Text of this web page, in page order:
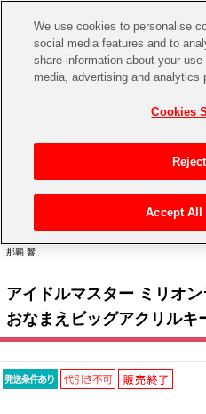
CHANNEL
ASOBI STORE TOP
ゲーム
CD / Blu-ray
EVENT
アイドルマスターシリーズ
アイドルマスター
学園アイドルマスター
イベントグッズ
トイ・ホビー
アイドルマスター シ
那覇 響
アイドルマスター ミリオ
おなまえビッグアクリルキ
We use cookies to personalise
social media features and to
share information about your
media, advertising and analytics
Cookies
Accept All